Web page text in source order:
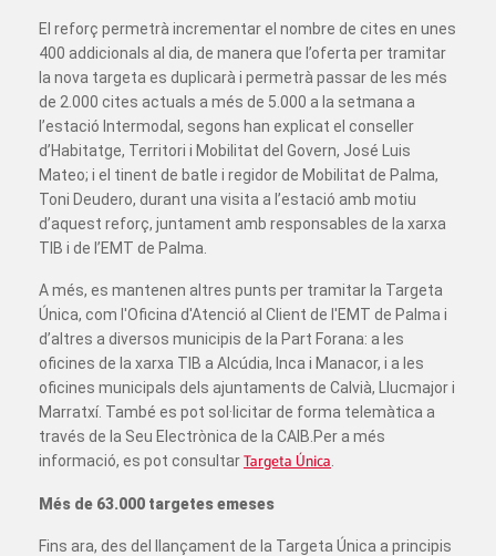
El reforç permetrà incrementar el nombre de cites en unes
400 addicionals al dia, de manera que l’oferta per tramitar
la nova targeta es duplicarà i permetrà passar de les més
de 2.000 cites actuals a més de 5.000 a la setmana a
l’estació Intermodal, segons han explicat el conseller
d’Habitatge, Territori i Mobilitat del Govern, José Luis
Mateo; i el tinent de batle i regidor de Mobilitat de Palma,
Toni Deudero, durant una visita a l’estació amb motiu
d’aquest reforç, juntament amb responsables de la xarxa
TIB i de l’EMT de Palma.
A més, es mantenen altres punts per tramitar la Targeta
Única, com l'Oficina d'Atenció al Client de l'EMT de Palma i
d’altres a diversos municipis de la Part Forana: a les
oficines de la xarxa TIB a Alcúdia, Inca i Manacor, i a les
oficines municipals dels ajuntaments de Calvià, Llucmajor i
Marratxí. També es pot sol·licitar de forma telemàtica a
través de la Seu Electrònica de la CAIB.Per a més
informació, es pot consultarTargeta Única
Més de 63.000 targetes emeses
Fins ara, des del llançament de la Targeta Única a principis